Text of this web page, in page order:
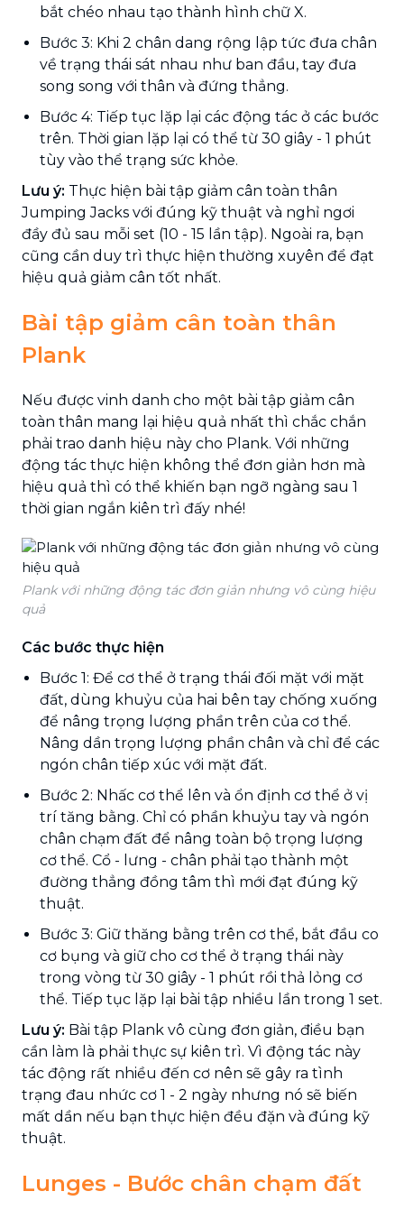
bắt chéo nhau tạo thành hình chữ X.
Bước 3: Khi 2 chân dang rộng lập tức đưa chân
về trạng thái sát nhau như ban đầu, tay đưa
song song với thân và đứng thẳng.
Bước 4: Tiếp tục lặp lại các động tác ở các bước
trên. Thời gian lặp lại có thể từ 30 giây - 1 phút
tùy vào thể trạng sức khỏe.
Lưu ý: Thực hiện bài tập giảm cân toàn thân
Jumping Jacks với đúng kỹ thuật và nghỉ ngơi
đầy đủ sau mỗi set (10 - 15 lần tập). Ngoài ra, bạn
cũng cần duy trì thực hiện thường xuyên để đạt
hiệu quả giảm cân tốt nhất.
Bài tập giảm cân toàn thân
Plank
Nếu được vinh danh cho một bài tập giảm cân
toàn thân mang lại hiệu quả nhất thì chắc chắn
phải trao danh hiệu này cho Plank. Với những
động tác thực hiện không thể đơn giản hơn mà
hiệu quả thì có thể khiến bạn ngỡ ngàng sau 1
thời gian ngắn kiên trì đấy nhé!
Plank với những động tác đơn giản nhưng vô cùng hiệu
quả
Các bước thực hiện
Bước 1: Để cơ thể ở trạng thái đối mặt với mặt
đất, dùng khuỷu của hai bên tay chống xuống
để nâng trọng lượng phần trên của cơ thể.
Nâng dần trọng lượng phần chân và chỉ để các
ngón chân tiếp xúc với mặt đất.
Bước 2: Nhấc cơ thể lên và ổn định cơ thể ở vị
trí tăng bằng. Chỉ có phần khuỷu tay và ngón
chân chạm đất để nâng toàn bộ trọng lượng
cơ thể. Cổ - lưng - chân phải tạo thành một
đường thẳng đồng tâm thì mới đạt đúng kỹ
thuật.
Bước 3: Giữ thăng bằng trên cơ thể, bắt đầu co
cơ bụng và giữ cho cơ thể ở trạng thái này
trong vòng từ 30 giây - 1 phút rồi thả lỏng cơ
thể. Tiếp tục lặp lại bài tập nhiều lần trong 1 set.
Lưu ý: Bài tập Plank vô cùng đơn giản, điều bạn
cần làm là phải thực sự kiên trì. Vì động tác này
tác động rất nhiều đến cơ nên sẽ gây ra tình
trạng đau nhức cơ 1 - 2 ngày nhưng nó sẽ biến
mất dần nếu bạn thực hiện đều đặn và đúng kỹ
thuật.
Lunges - Bước chân chạm đất